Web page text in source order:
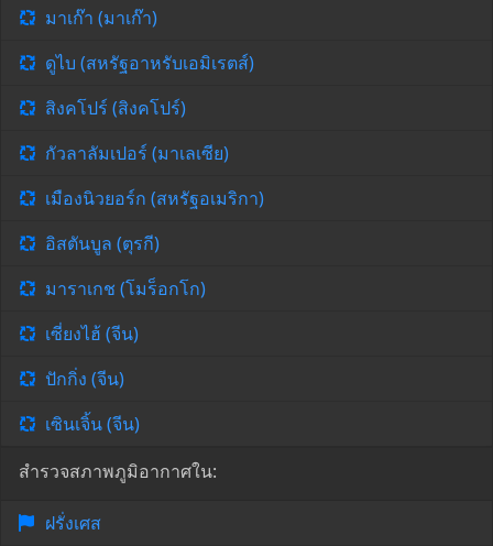
มาเก๊า (มาเก๊า)
ดูไบ (สหรัฐอาหรับเอมิเรตส์)
สิงคโปร์ (สิงคโปร์)
กัวลาลัมเปอร์ (มาเลเซีย)
เมืองนิวยอร์ก (สหรัฐอเมริกา)
อิสตันบูล (ตุรกี)
มาราเกช (โมร็อกโก)
เซี่ยงไฮ้ (จีน)
ปักกิ่ง (จีน)
เซินเจิ้น (จีน)
สำรวจสภาพภูมิอากาศใน:
ฝรั่งเศส